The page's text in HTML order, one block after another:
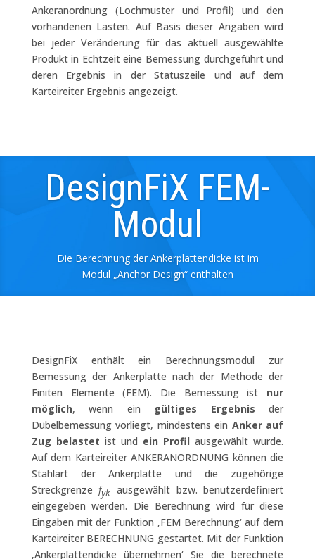
Ankeranordnung (Lochmuster und Profil) und den
vorhandenen Lasten. Auf Basis dieser Angaben wird
bei jeder Veränderung für das aktuell ausgewählte
Produkt in Echtzeit eine Bemessung durchgeführt und
deren Ergebnis in der Statuszeile und auf dem
Karteireiter Ergebnis angezeigt.
DesignFiX FEM-
Modul
Die Berechnung der Ankerplattendicke ist im
Modul „Anchor Design“ enthalten
DesignFiX enthält ein Berechnungsmodul zur
Bemessung der Ankerplatte nach der Methode der
Finiten Elemente (FEM). Die Bemessung ist nur
möglich, wenn ein gültiges Ergebnis der
Dübelbemessung vorliegt, mindestens ein Anker auf
Zug belastet ist und ein Profil ausgewählt wurde.
Auf dem Karteireiter ANKERANORDNUNG können die
Stahlart der Ankerplatte und die zugehörige
Streckgrenzefyk ausgewählt bzw. benutzerdefiniert
eingegeben werden. Die Berechnung wird für diese
Eingaben mit der Funktion ‚FEM Berechnung‘ auf dem
Karteireiter BERECHNUNG gestartet. Mit der Funktion
‚Ankerplattendicke übernehmen‘ Sie die berechnete